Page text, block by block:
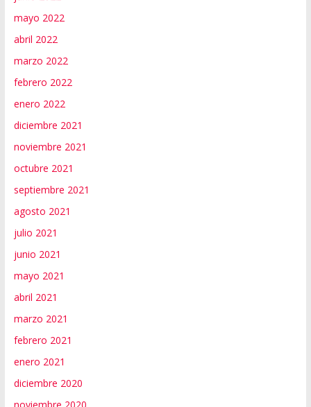
mayo 2022
abril 2022
marzo 2022
febrero 2022
enero 2022
diciembre 2021
noviembre 2021
octubre 2021
septiembre 2021
agosto 2021
julio 2021
junio 2021
mayo 2021
abril 2021
marzo 2021
febrero 2021
enero 2021
diciembre 2020